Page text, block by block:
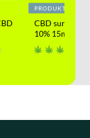
PRODUKTY
CBD surový
10% 15ml